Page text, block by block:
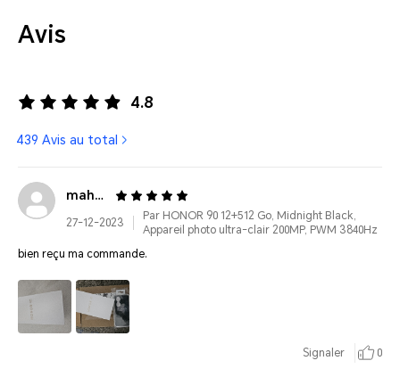
Avis
4.8
439 Avis au total
mahama******@gmail.com
27-12-2023
Par HONOR 90 12+512 Go, Midnight Black,
Appareil photo ultra-clair 200MP, PWM 3840Hz
bien reçu ma commande.
Signaler 0